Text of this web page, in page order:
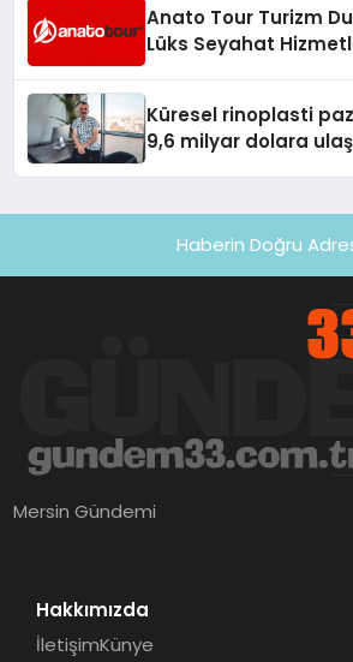
Anato Tour Turizm
Lüks Seyahat
Küresel rinoplasti
9,6 milyar dolara
Haberin Doğru
Mersin Gündemi
Hakkımızda
İletişimKünye